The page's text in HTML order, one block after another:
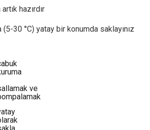
hazırdır
(5-30 °C) yatay bir konumda saklayınız
ve